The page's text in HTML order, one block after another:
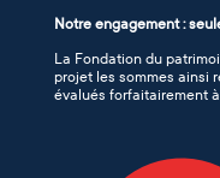
Notre engagement :
La Fondation du
projet les sommes ainsi
évalués forfaitairement